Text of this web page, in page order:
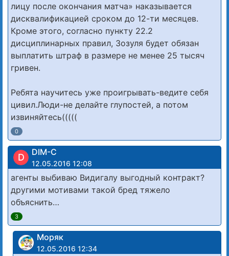
лицу после окончания матча» наказывается
дисквалификацией сроком до 12-ти месяцев.
Кроме этого, согласно пункту 22.2
дисциплинарных правил, Зозуля будет обязан
выплатить штраф в размере не менее 25 тысяч
гривен.
Ребята научитесь уже проигрывать-ведите себя
цивил.Люди-не делайте глупостей, а потом
извиняйтесь(((((
0
D DIM-C
12.05.2016 12:08
агенты выбиваю Видигалу выгодный контракт?
другими мотивами такой бред тяжело
объяснить…
3
Моряк
12.05.2016 12:34